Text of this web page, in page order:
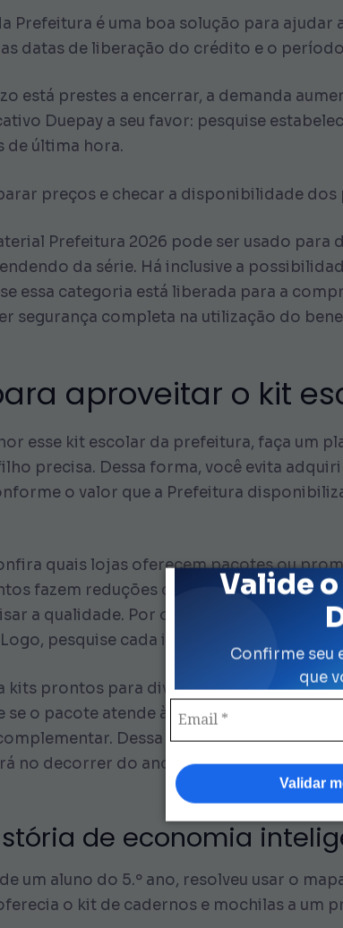
Valide
Confirme seu
que
Validar
Prefeitura é uma boa solução para
datas de liberação do crédito e o
está prestes a encerrar, a demanda
Duepay a seu favor: pesquise
de última hora.
preços e checar a disponibilidade
Prefeitura 2026 pode ser usado
da série. Há inclusive a
essa categoria está liberada para a
segurança completa na utilização do
aproveitar o kit
esse kit escolar da prefeitura, faça um
precisa. Dessa forma, você evita
o valor que a Prefeitura
quais lojas oferecem pacotes ou
fazem reduções de preço em pacotes
a qualidade. Por outro lado, você não
pesquise cada item com cuidado,
kits prontos para diversas faixas de
se o pacote atende às orientações da
Dessa forma, você não
no decorrer do ano letivo.
de economia
um aluno do 5.º ano, resolveu usar o
o kit de cadernos e mochilas a um